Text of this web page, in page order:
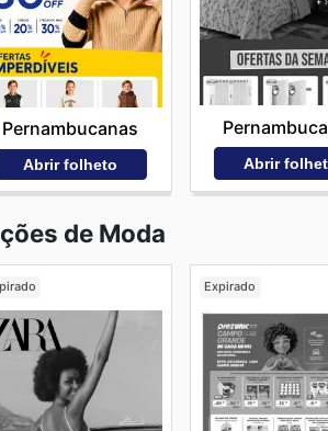
Pernambucanas
Abrir folheto Abrir
de Moda
Expirado